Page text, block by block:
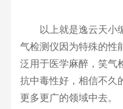
以上就是逸云天小
气检测仪因为特殊的性
泛用于医学麻醉，笑气
抗中毒性好，相信不久
更多更广的领域中去。